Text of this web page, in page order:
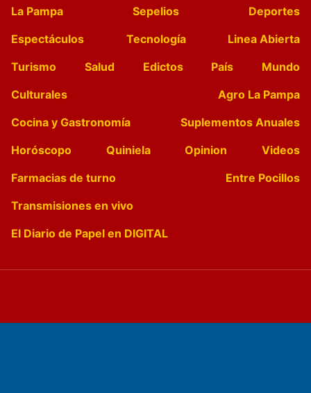
La Pampa Sepelios
Deportes
Espectáculos
Tecnología
Linea Abierta
Turismo
Salud Edictos País
Mundo
Culturales
Agro La Pampa
Cocina y Gastronomía
Suplementos Anuales
Horóscopo
Quiniela Opinion
Videos
Farmacias de turno
Entre Pocillos
Transmisiones en vivo
El Diario de Papel en DIGITAL